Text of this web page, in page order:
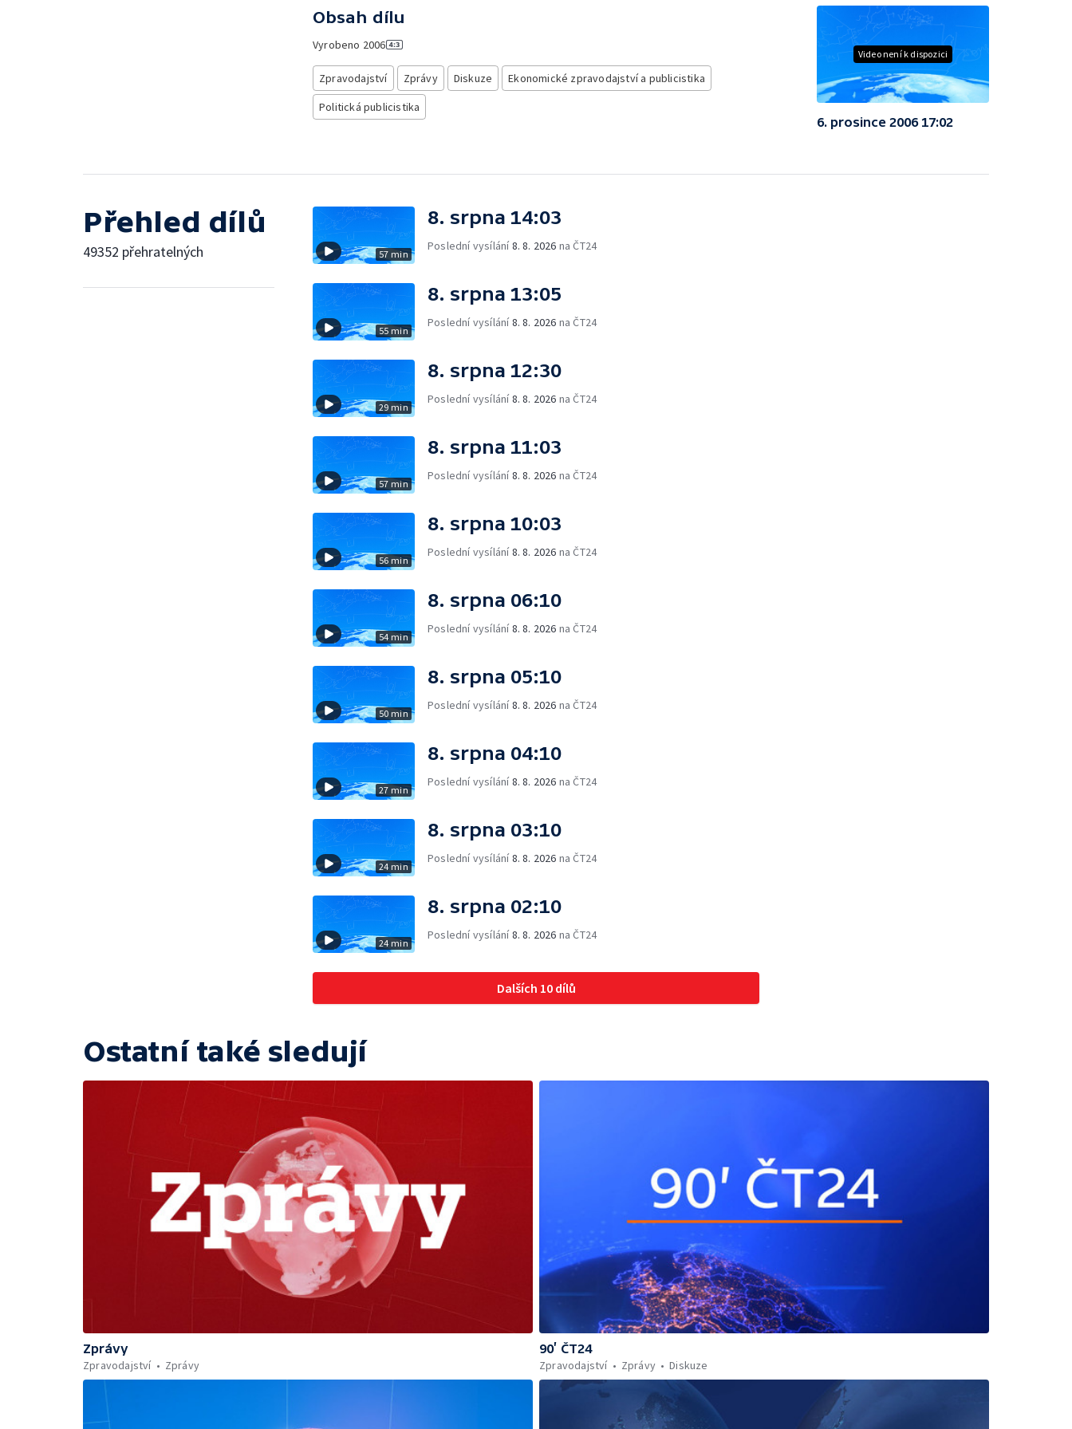
Obsah dílu
Vyrobeno 2006
Zpravodajství Zprávy Diskuze
Ekonomické zpravodajství a publicistika
Politická publicistika
Video není k dispozici
6. prosince 2006 17:02
Přehled dílů
49352 přehratelných 57 min
8. srpna 14:03
Poslední vysílání8. 8. 2026 na ČT24
55 min
8. srpna 13:05
Poslední vysílání8. 8. 2026 na ČT24
29 min
8. srpna 12:30
Poslední vysílání8. 8. 2026 na ČT24
57 min
8. srpna 11:03
Poslední vysílání8. 8. 2026 na ČT24
56 min
8. srpna 10:03
Poslední vysílání8. 8. 2026 na ČT24
54 min
8. srpna 06:10
Poslední vysílání8. 8. 2026 na ČT24
50 min
8. srpna 05:10
Poslední vysílání8. 8. 2026 na ČT24
27 min
8. srpna 04:10
Poslední vysílání8. 8. 2026 na ČT24
24 min
8. srpna 03:10
Poslední vysílání8. 8. 2026 na ČT24
24 min
8. srpna 02:10
Poslední vysílání8. 8. 2026 na ČT24
Dalších 10 dílů
Ostatní také sledují
Zprávy
Zpravodajství
Zprávy
90’ ČT24
Zpravodajství
Zprávy Diskuze